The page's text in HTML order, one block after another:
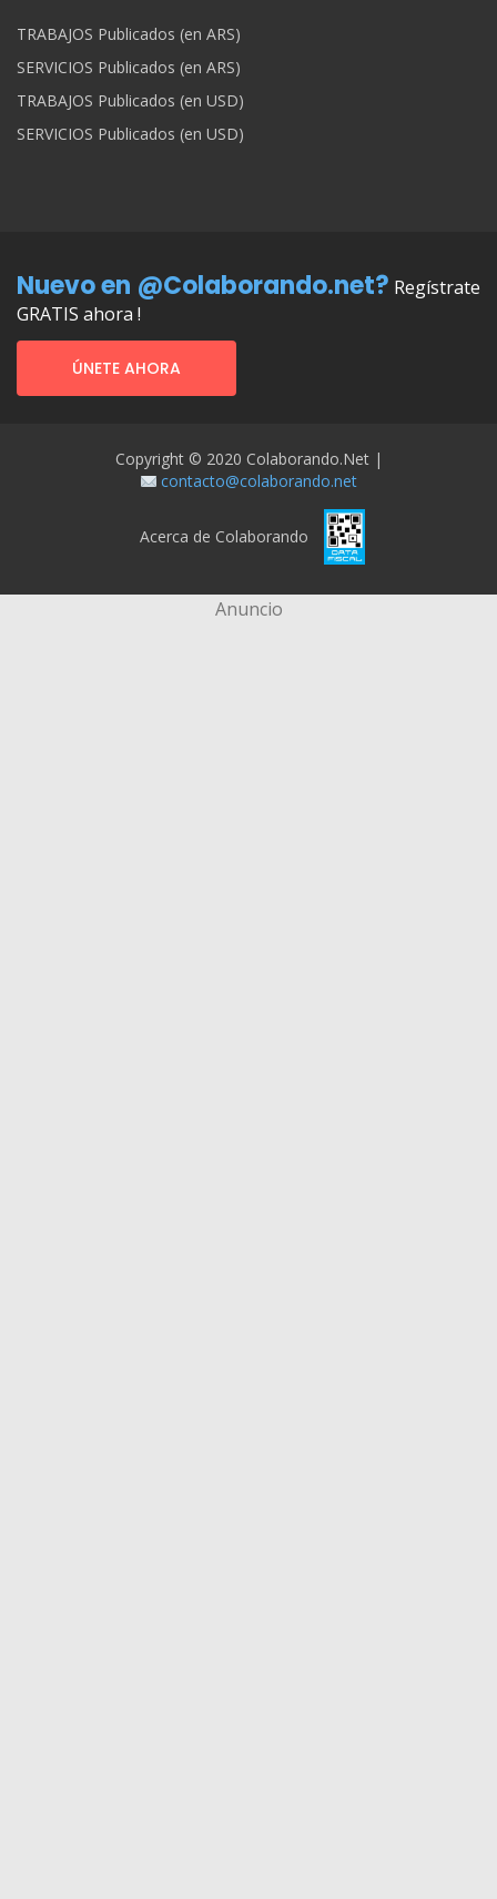
TRABAJOS Publicados (en ARS)
SERVICIOS Publicados (en ARS)
TRABAJOS Publicados (en USD)
SERVICIOS Publicados (en USD)
Nuevo en @Colaborando.net? Regístrate
GRATIS ahora !
ÚNETE AHORA
Copyright © 2020 Colaborando.net |
contacto@colaborando.net
Acerca de Colaborando
Anuncio